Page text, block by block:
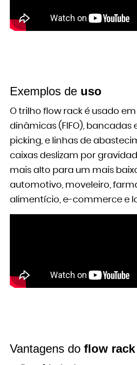
Exemplos de uso
O trilho flow rack é usado
dinâmicas (FIFO), bancadas
picking, e linhas de
caixas deslizam por
mais alto para um mais
automotivo, moveleiro,
alimentício, e-commerce e
Vantagens do flow rack